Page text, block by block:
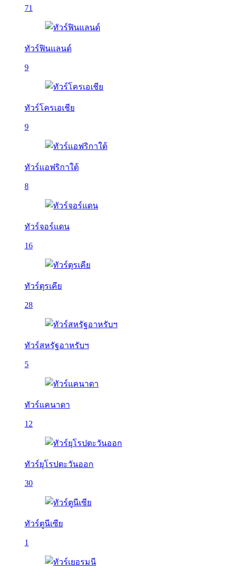
71
ทัวร์ฟินแลนด์
9
ทัวร์โครเอเชีย
9
ทัวร์แอฟริกาใต้
8
ทัวร์จอร์แดน
16
ทัวร์ตุรเคีย
28
ทัวร์สหรัฐอาหรับฯ
5
ทัวร์แคนาดา
12
ทัวร์ยุโรปตะวันออก
30
ทัวร์ตูนีเซีย
1